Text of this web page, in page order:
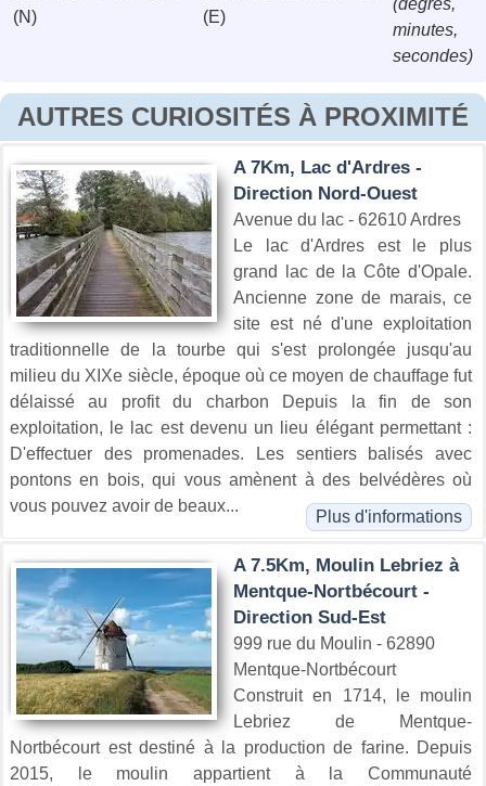
(N)
(E)
(degrés,
minutes,
secondes)
AUTRES CURIOSITÉS À PROXIMITÉ
A 7Km, Lac d'Ardres -
Direction Nord-Ouest
Avenue du lac - 62610 Ardres
Le lac d'Ardres est le plus
grand lac de la Côte d'Opale.
Ancienne zone de marais, ce
site est né d'une exploitation
traditionnelle de la tourbe qui s'est prolongée jusqu'au
milieu du XIXe siècle, époque où ce moyen de chauffage fut
délaissé au profit du charbon Depuis la fin de son
exploitation, le lac est devenu un lieu élégant permettant :
D'effectuer des promenades. Les sentiers balisés avec
pontons en bois, qui vous amènent à des belvédères où
vous pouvez avoir de beaux...
Plus d'informations
A 7.5Km, Moulin Lebriez à
Mentque-Nortbécourt -
Direction Sud-Est
999 rue du Moulin - 62890
Mentque-Nortbécourt
Construit en 1714, le moulin
Lebriez de Mentque-
Nortbécourt est destiné à la production de farine. Depuis
2015, le moulin appartient à la Communauté